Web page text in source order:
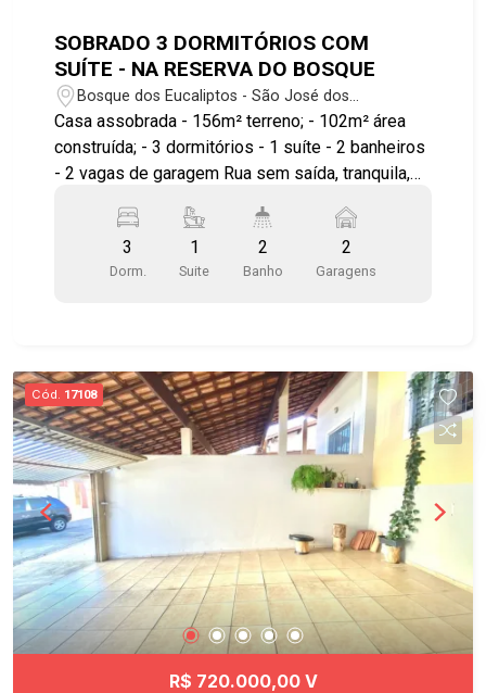
SOBRADO 3 DORMITÓRIOS COM
SUÍTE - NA RESERVA DO BOSQUE
Bosque dos Eucaliptos - São José dos
Campos/SP
Casa assobrada - 156m² terreno; - 102m² área
construída; - 3 dormitórios - 1 suíte - 2 banheiros
- 2 vagas de garagem Rua sem saída, tranquila,
sacada, móveis planejados com espaço para
escritório; - Sala; - Cozinha completa com
Cooktop e Depurador de ar; - Banheiro social, - 2
melhor região de São José, na zona sul de São
José dos Campos #casavenda #sobradovenda
#zonasul
3
Dorm.
1
Suite
2
Banho
2
Garagens
Cód. 17108
R$ 720.000,00 V